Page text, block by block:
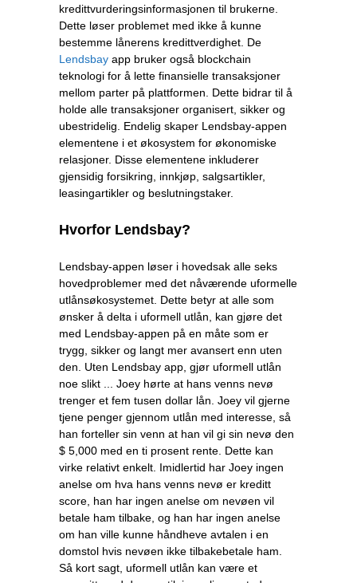
kredittvurderingsinformasjonen til brukerne.
Dette løser problemet med ikke å kunne
bestemme lånerens kredittverdighet. De
Lendsbay app bruker også blockchain
teknologi for å lette finansielle transaksjoner
mellom parter på plattformen. Dette bidrar til å
holde alle transaksjoner organisert, sikker og
ubestridelig. Endelig skaper Lendsbay-appen
elementene i et økosystem for økonomiske
relasjoner. Disse elementene inkluderer
gjensidig forsikring, innkjøp, salgsartikler,
leasingartikler og beslutningstaker.
Hvorfor Lendsbay?
Lendsbay-appen løser i hovedsak alle seks
hovedproblemer med det nåværende uformelle
utlånsøkosystemet. Dette betyr at alle som
ønsker å delta i uformell utlån, kan gjøre det
med Lendsbay-appen på en måte som er
trygg, sikker og langt mer avansert enn uten
den. Uten Lendsbay app, gjør uformell utlån
noe slikt ... Joey hørte at hans venns nevø
trenger et fem tusen dollar lån. Joey vil gjerne
tjene penger gjennom utlån med interesse, så
han forteller sin venn at han vil gi sin nevø den
$ 5,000 med en ti prosent rente. Dette kan
virke relativt enkelt. Imidlertid har Joey ingen
anelse om hva hans venns nevø er kreditt
score, han har ingen anelse om nevøen vil
betale ham tilbake, og han har ingen anelse
om han ville kunne håndheve avtalen i en
domstol hvis nevøen ikke tilbakebetale ham.
Så kort sagt, uformell utlån kan være et